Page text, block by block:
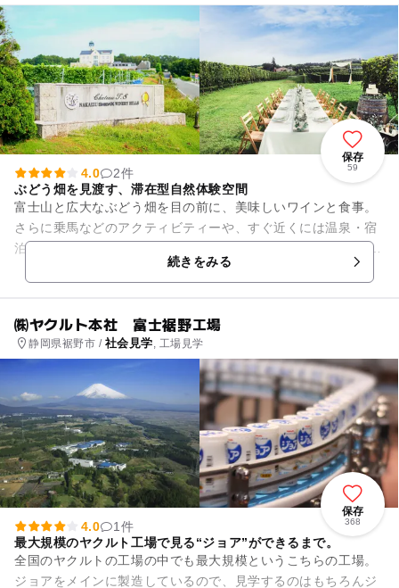
保存
59
4.0
2件
ぶどう畑を見渡す、滞在型自然体験空間
富士山と広大なぶどう畑を目の前に、美味しいワインと食事。
さらに乗馬などのアクティビティーや、すぐ近くには温泉・宿
泊もできる「ホテルワイナリーヒル」もある。 ワイナリーで
続きをみる
㈱ヤクルト本社 富士裾野工場
静岡県裾野市 / 社会見学, 工場見学
保存
368
4.0
1件
最大規模のヤクルト工場で見る“ジョア”ができるまで。
全国のヤクルトの工場の中でも最大規模というこちらの工場。
ジョアをメインに製造しているので、見学するのはもちろんジ